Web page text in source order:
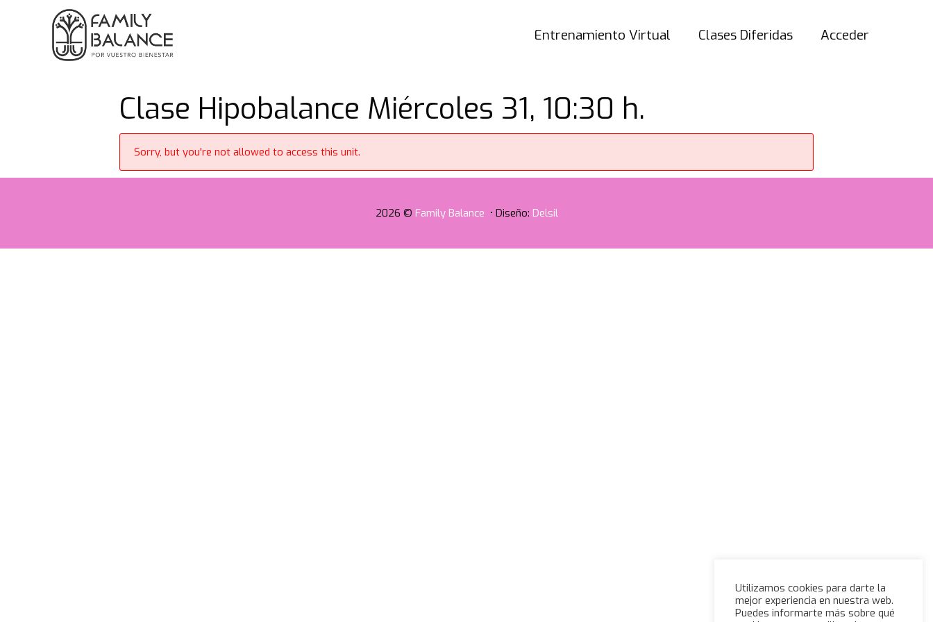
Entrenamiento Virtual Clases Diferidas Acceder
Clase Hipobalance Miércoles 31, 10:30 h.
Sorry, but you're not allowed to access this unit.
2026 © Family Balance • Diseño: Delsil
Utilizamos cookies para darte la
mejor experiencia en nuestra web.
Puedes informarte más sobre qué